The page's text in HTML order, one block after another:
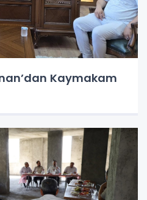
Kaymakam